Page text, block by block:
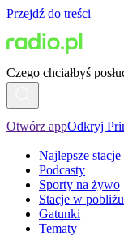
Przejdź do treści
Czego chciałbyś
Otwórz appOdkryj
Najlepsze stacje
Podcasty
Sporty na żywo
Stacje w pobliżu
Gatunki
Tematy